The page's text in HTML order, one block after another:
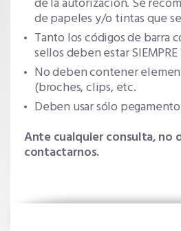
de papeles y/o tintas que
Tanto los códigos de barra
sellos deben estar SIEMPRE
No deben contener
(broches, clips, etc.
Deben usar sólo
Ante cualquier consulta, no
contactarnos.